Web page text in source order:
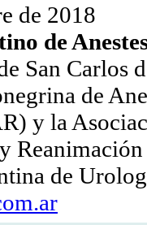
de 2018
de
San Carlos
de
y la
de